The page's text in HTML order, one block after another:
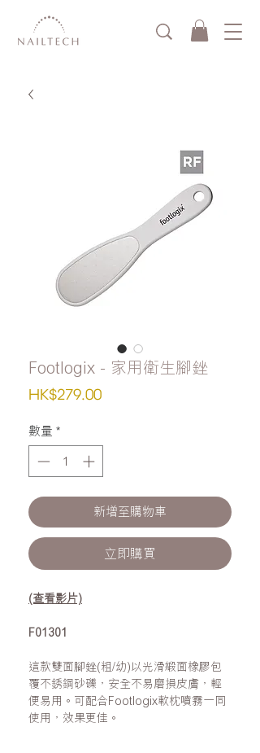
Footlogix - 家用衛生腳銼
HK$279.00價
數量 *
新增至購物車
立即購買
(查看影片)
F01301
這款雙面腳銼(粗/幼)以光滑緞面橡膠包
覆不銹鋼砂礫，安全不易磨損皮膚，輕
便易用。可配合Footlogix軟枕噴霧一同
使用，效果更佳。